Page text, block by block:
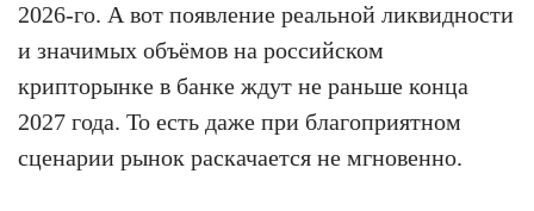
2026-го. А вот появление реальной ликвидности
и значимых объёмов на российском
крипторынке в банке ждут не раньше конца
2027 года. То есть даже при благоприятном
сценарии рынок раскачается не мгновенно.